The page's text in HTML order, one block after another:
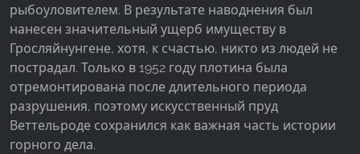
рыбоуловителем. В результате наводнения был
нанесен значительный ущерб имуществу в
Гросляйнунгене, хотя, к счастью, никто из людей не
пострадал. Только в 1952 году плотина была
отремонтирована после длительного периода
разрушения, поэтому искусственный пруд
Веттельроде сохранился как важная часть истории
горного дела.
Cookie duration:
24 часа - 2 года